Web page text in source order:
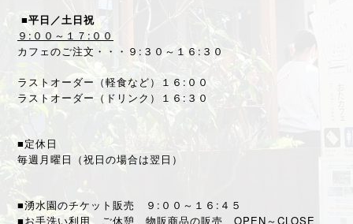
■平日／土日祝
９:００～１７:００
カフェのご注文・・・９:３０～１６:３０
ラストオーダー（軽食など）１６:００
ラストオーダー（ドリンク）１６:３０
■定休日
毎週月曜日（祝日の場合は翌日）
■湧水園のチケット販売 ９:００～１６:４５
■お手洗い利用、ご休憩、物販商品の販売 OPEN～CLOSE